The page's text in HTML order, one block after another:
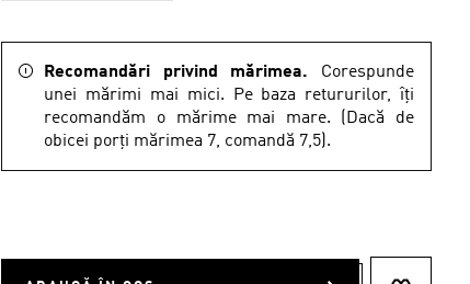
Recomandări privind mărimea. Corespunde
unei mărimi mai mici. Pe baza retururilor, îți
recomandăm o mărime mai mare. (Dacă de
obicei porți mărimea 7, comandă 7,5).